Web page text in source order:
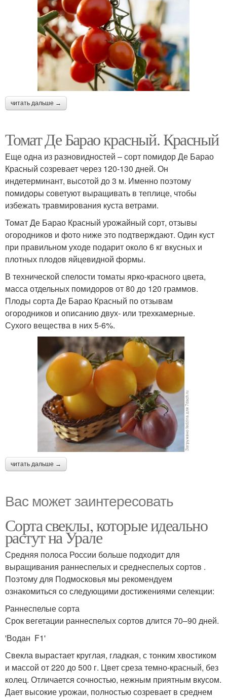
читать дальше →
Томат Де Барао красный. Красный
Еще одна из разновидностей – сорт помидор Де Барао
Красный созревает через 120-130 дней. Он
индетерминант, высотой до 3 м. Именно поэтому
помидоры советуют выращивать в теплице, чтобы
избежать травмирования куста ветрами.
Томат Де Барао Красный урожайный сорт, отзывы
огородников и фото ниже это подтверждают. Один куст
при правильном уходе подарит около 6 кг вкусных и
плотных плодов яйцевидной формы.
В технической спелости томаты ярко-красного цвета,
масса отдельных помидоров от 80 до 120 граммов.
Плоды сорта Де Барао Красный по отзывам
огородников и описанию двух- или трехкамерные.
Сухого вещества в них 5-6%.
читать дальше →
Вас может заинтересовать
Сорта свеклы, которые идеально
растут на Урале
Средняя полоса России больше подходит для
выращивания раннеспелых и среднеспелых сортов .
Поэтому для Подмосковья мы рекомендуем
ознакомиться со следующими достижениями селекции:
Раннеспелые сорта
Срок вегетации раннеспелых сортов длится 70–90 дней.
'Водан F1'
Свекла вырастает круглая, гладкая, с тонким хвостиком
и массой от 220 до 500 г. Цвет среза темно-красный, без
колец. Отличается сочностью, нежным приятным вкусом.
Дает высокие урожаи, полностью созревает в среднем